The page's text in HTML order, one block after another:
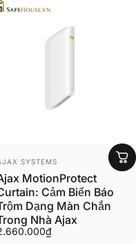
bán:
SYSTEMS
MotionProtect
Cảm Biến Báo
Dạng Màn Chắn
Nhà Ajax